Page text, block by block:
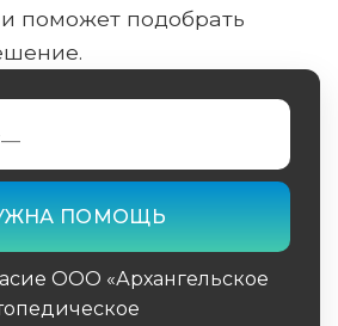
поможет подобрать
ООО «Архангельское